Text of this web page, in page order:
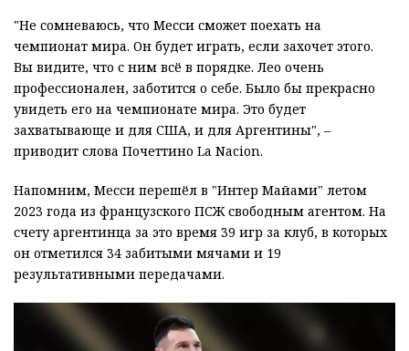
"Не сомневаюсь, что Месси сможет поехать на
чемпионат мира. Он будет играть, если захочет этого.
Вы видите, что с ним всё в порядке. Лео очень
профессионален, заботится о себе. Было бы прекрасно
увидеть его на чемпионате мира. Это будет
захватывающе и для США, и для Аргентины", –
приводит слова Почеттино La Nacion.
Напомним, Месси перешёл в "Интер Майами" летом
2023 года из французского ПСЖ свободным агентом. На
счету аргентинца за это время 39 игр за клуб, в которых
он отметился 34 забитыми мячами и 19
результативными передачами.